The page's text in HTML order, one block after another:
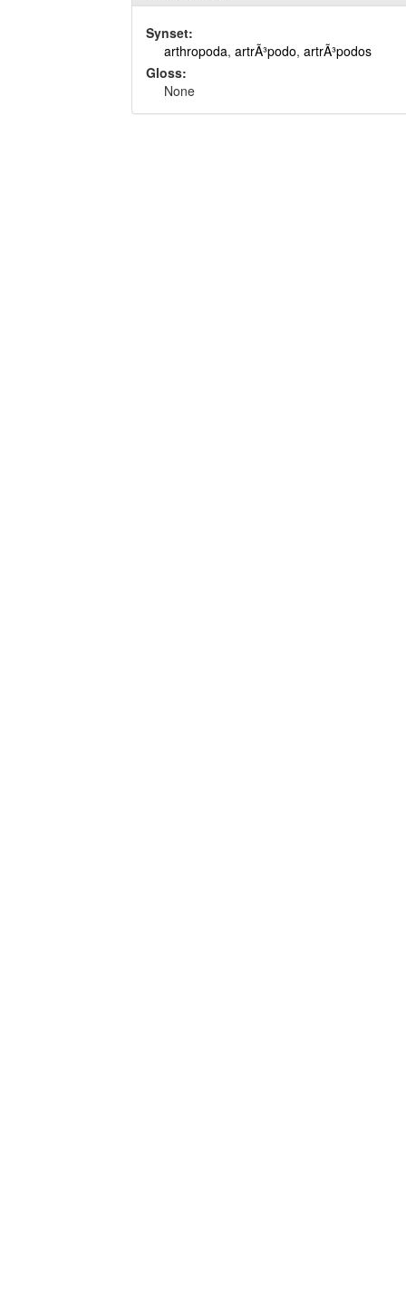
Synset:
arthropoda, artrÃ³podo, artrÃ³podos
Gloss:
None